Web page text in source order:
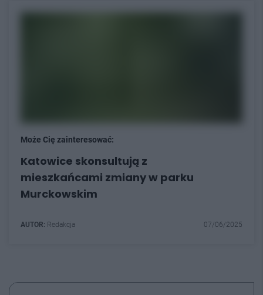
Może Cię zainteresować:
Katowice skonsultują z
mieszkańcami zmiany w parku
Murckowskim
AUTOR: Redakcja 07/06/2025